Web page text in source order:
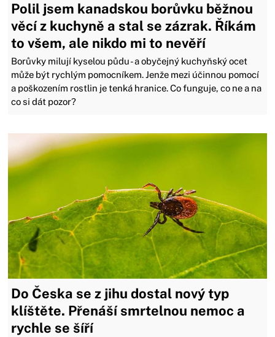
Polil jsem kanadskou borůvku běžnou
věcí z kuchyně a stal se zázrak. Říkám
to všem, ale nikdo mi to nevěří
Borůvky milují kyselou půdu - a obyčejný kuchyňský ocet
může být rychlým pomocníkem. Jenže mezi účinnou pomocí
a poškozením rostlin je tenká hranice. Co funguje, co ne a na
co si dát pozor?
Do Česka se z jihu dostal nový typ
klíštěte. Přenáší smrtelnou nemoc a
rychle se šíří